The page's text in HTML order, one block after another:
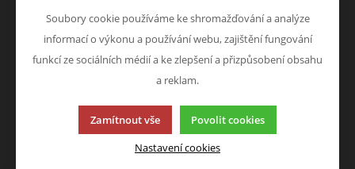
Chci napsat zprávu
Tato stránka používá soubory cookies. Klikněte pro více
© 2013-2026 Eshop P4OMORAVA
Soubory cookie používáme ke shromažďování a analýze
informací o výkonu a používání webu, zajištění fungování
funkcí ze sociálních médií a ke zlepšení a přizpůsobení obsahu
a reklam.
Zamítnout vše Povolit cookies
Nastavení cookies